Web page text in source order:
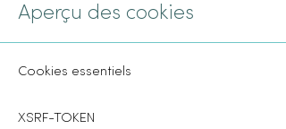
Aperçu des cookies
Cookies essentiels
XSRF-TOKEN